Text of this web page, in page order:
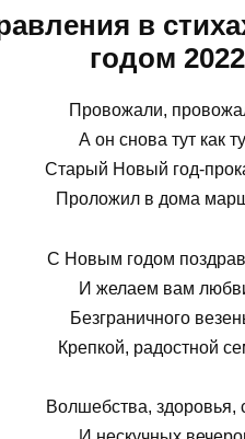
в
годом 2022
Провожали,
А он снова тут как
Старый Новый год-
Проложил в дома
С Новым годом
И желаем вам
Безграничного
Крепкой, радостной
Волшебства, здоровья,